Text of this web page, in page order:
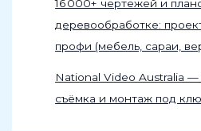
16 000+ чертежей и
деревообработке:
профи (мебель, сараи,
National Video Australia
съёмка и монтаж под